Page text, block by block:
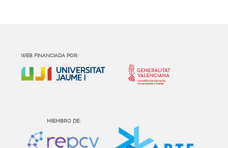
WEB FINANCIADA POR:
MIEMBRO DE: